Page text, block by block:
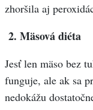
zhoršila aj
2. Mäsová diéta
Jesť len mäso bez
funguje, ale ak sa
nedokážu